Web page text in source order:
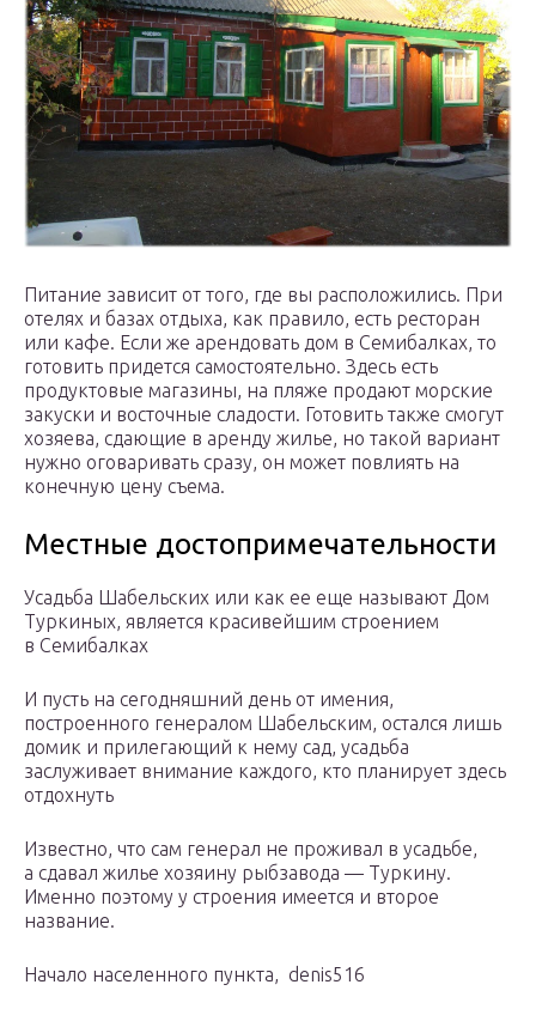
Питание зависит от того, где вы расположились. При
отелях и базах отдыха, как правило, есть ресторан
или кафе. Если же арендовать дом в Семибалках, то
готовить придется самостоятельно. Здесь есть
продуктовые магазины, на пляже продают морские
закуски и восточные сладости. Готовить также смогут
хозяева, сдающие в аренду жилье, но такой вариант
нужно оговаривать сразу, он может повлиять на
конечную цену съема.
Местные достопримечательности
Усадьба Шабельских или как ее еще называют Дом
Туркиных, является красивейшим строением
в Семибалках
И пусть на сегодняшний день от имения,
построенного генералом Шабельским, остался лишь
домик и прилегающий к нему сад, усадьба
заслуживает внимание каждого, кто планирует здесь
отдохнуть
Известно, что сам генерал не проживал в усадьбе,
а сдавал жилье хозяину рыбзавода — Туркину.
Именно поэтому у строения имеется и второе
название.
Начало населенного пункта, denis516